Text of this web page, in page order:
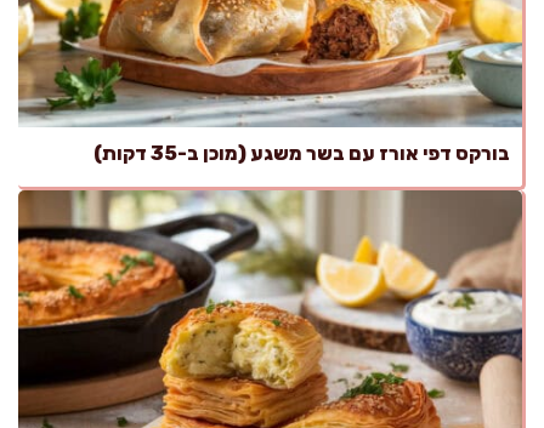
בורקס דפי אורז עם בשר משגע (מוכן ב-35 דקות)